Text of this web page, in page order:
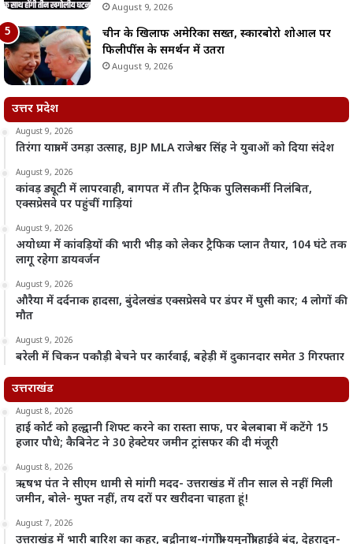
August 9, 2026
चीन के खिलाफ अमेरिका सख्त, स्कारबोरो शोआल पर
फिलीपींस के समर्थन में उतरा
August 9, 2026
उत्तर प्रदेश
August 9, 2026
तिरंगा यात्रा में उमड़ा उत्साह, BJP MLA राजेश्वर सिंह ने युवाओं को दिया संदेश
August 9, 2026
कांवड़ ड्यूटी में लापरवाही, बागपत में तीन ट्रैफिक पुलिसकर्मी निलंबित,
एक्सप्रेसवे पर पहुंचीं गाड़ियां
August 9, 2026
अयोध्या में कांवड़ियों की भारी भीड़ को लेकर ट्रैफिक प्लान तैयार, 104 घंटे तक
लागू रहेगा डायवर्जन
August 9, 2026
औरैया में दर्दनाक हादसा, बुंदेलखंड एक्सप्रेसवे पर डंपर में घुसी कार; 4 लोगों की
मौत
August 9, 2026
बरेली में चिकन पकौड़ी बेचने पर कार्रवाई, बहेड़ी में दुकानदार समेत 3 गिरफ्तार
उत्तराखंड
August 8, 2026
हाई कोर्ट को हल्द्वानी शिफ्ट करने का रास्ता साफ, पर बेलबाबा में कटेंगे 15
हजार पौधे; कैबिनेट ने 30 हेक्टेयर जमीन ट्रांसफर की दी मंजूरी
August 8, 2026
ऋषभ पंत ने सीएम धामी से मांगी मदद- उत्तराखंड में तीन साल से नहीं मिली
जमीन, बोले- मुफ्त नहीं, तय दरों पर खरीदना चाहता हूं!
August 7, 2026
उत्तराखंड में भारी बारिश का कहर, बद्रीनाथ-गंगोत्री-यमुनोत्री हाईवे बंद, देहरादून-